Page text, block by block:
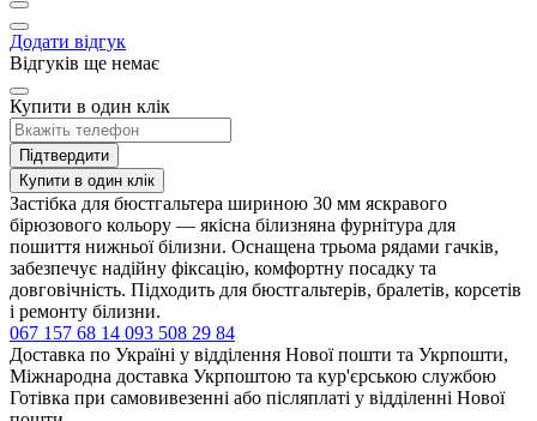
Додати відгук
Відгуків ще немає
Купити в один клік
Підтвердити
Купити в один клік
Застібка для бюстгальтера шириною 30 мм яскравого
бірюзового кольору — якісна білизняна фурнітура для
пошиття нижньої білизни. Оснащена трьома рядами гачків,
забезпечує надійну фіксацію, комфортну посадку та
довговічність. Підходить для бюстгальтерів, бралетів, корсетів
і ремонту білизни.
067 157 68 14 093 508 29 84
Доставка по Україні у відділення Нової пошти та Укрпошти,
Міжнародна доставка Укрпоштою та кур'єрською службою
Готівка при самовивезенні або післяплаті у відділенні Нової